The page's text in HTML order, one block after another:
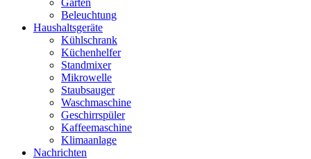
Garten
Beleuchtung
Haushaltsgeräte
Kühlschrank
Küchenhelfer
Standmixer
Mikrowelle
Staubsauger
Waschmaschine
Geschirrspüler
Kaffeemaschine
Klimaanlage
Nachrichten